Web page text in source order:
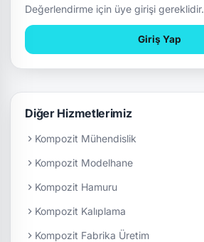
Değerlendirme için üye girişi gereklidir.
Giriş Yap
Diğer Hizmetlerimiz
Kompozit Mühendislik
Kompozit Modelhane
Kompozit Hamuru
Kompozit Kalıplama
Kompozit Fabrika Üretim